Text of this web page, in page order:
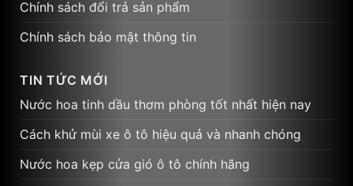
Chính sách đổi trả sản phẩm
Chính sách bảo mật thông tin
TIN TỨC MỚI
Nước hoa tinh dầu thơm phòng tốt nhất hiện nay
Cách khử mùi xe ô tô hiệu quả và nhanh chóng
Nước hoa kẹp cửa gió ô tô chính hãng